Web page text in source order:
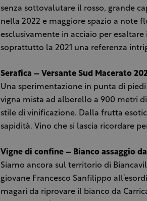
senza sottovalutare il rosso, grande
nella 2022 e maggiore spazio a note
esclusivamente in acciaio per
soprattutto la 2021 una referenza
Serafica – Versante Sud Macerato
Una sperimentazione in punta di
vigna mista ad alberello a 900 metri
stile di vinificazione. Dalla frutta
sapidità. Vino che si lascia ricordare
Vigne di confine – Bianco assaggio
Siamo ancora sul territorio di
giovane Francesco Sanfilippo
magari da riprovare il bianco da